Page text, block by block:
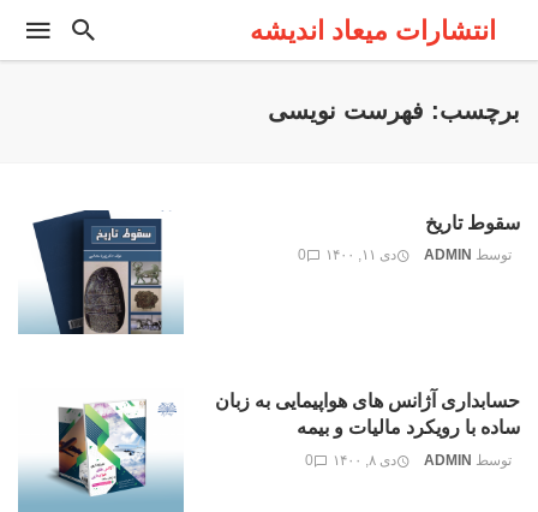
انتشارات میعاد اندیشه
برچسب: فهرست نویسی
سقوط تاریخ
توسط ADMIN دی ۱۱, ۱۴۰۰ 0
حسابداری آژانس های هواپیمایی به زبان
ساده با رویکرد مالیات و بیمه
توسط ADMIN دی ۸, ۱۴۰۰ 0